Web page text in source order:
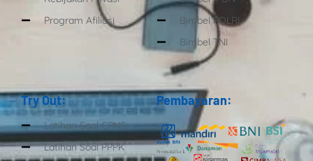
Program Afiliasi
Bimbel POLRI
Bimbel TNI
Try Out:
Latihan Soal CPNS
Latihan Soal PPPK
Pembayaran: